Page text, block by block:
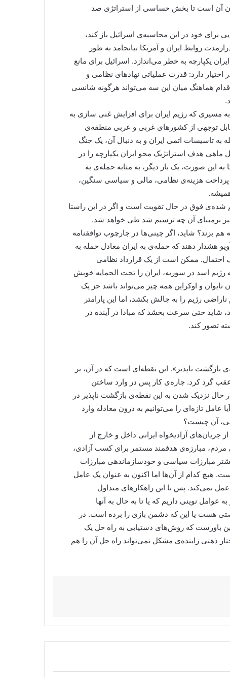
آن است تا بخش حساسی از استراتژی صد
برای خود در این محاسبه‌ی اسرائیل باز کند،
روابط ایران و آمریکا بیانجامد به طور
یکپارچه به خطر می‌اندازد. اسرائیل برای مانع
دارد: قدرت عملیاتی نهادهای نظامی و
اقدام هماهنگ میان این سه می‌تواند هرگونه شانسی
مسیری که رژیم ایران برای افزایش غنی سازی به
توجهی از کشورهای غربی و عربی منطقه‌ی
به تاسیسات اتمی ایران و به دنبال آن، یک جنگ
ماهی هدف استراتژیک محو ایران یکپارچه را در
این صورت، یک بار دیگر، به مثابه حمله‌ی به
پرداخت هزینه‌ی نظامی، مالی و سیاسی سنگین،
شده‌ی فوق در حال تقویت است و اگر در این راستا
نیز برمبنای آن چه ترسیم شد طی خواهد شد.
هم بزند؟ شاید، اگر چینی‌ها در چارچوب توافقنامه
هشدار دهند که حمله‌ی به ایران معادل حمله به
احتمال. ممکن است از یک قرارداد نظامی
رژیم اسد در سوریه، ایران را تحت الحمایه خویش
و اوکراین همه چیز می‌تواند باشد جز یک
رژیم را به چالش بکشد، اما این پارامتر
شاید حتی سرعت بخشد که مبادا در آینده در
تصور کند.
ناپذیر». این نقطه‌ای است که در آن، بر
گرد کرد. چاره‌ی کار پس در وارد ساختن
حال نزدیک شدن به این نقطه‌ی بازگشت ناپذیر در
تازه‌ای را می‌توانیم به درون معادله وارد
بلی، آن چیست؟
جریان‌های آزادیخواه ایرانی داخل و خارج از
مردم، مبارزه‌ی هدفمند مستمر برای کسب آزادی،
مبارزات سیاسی و خودسازماندهی مبارزات
هیچ کدام از آن‌ها اما اکنون به عنوان یک عامل
نمی‌کند. پس با این راهکارهای متداول
نوینی داریم که یا تا به حال به آنها
فرصتی هست یا این که دشمن بازی را برده است. در
باورست که روش‌های دستیابی به راه حل یک
ذهنی زاینده‌ی مشکل نمی‌تواند راه حل آن را هم